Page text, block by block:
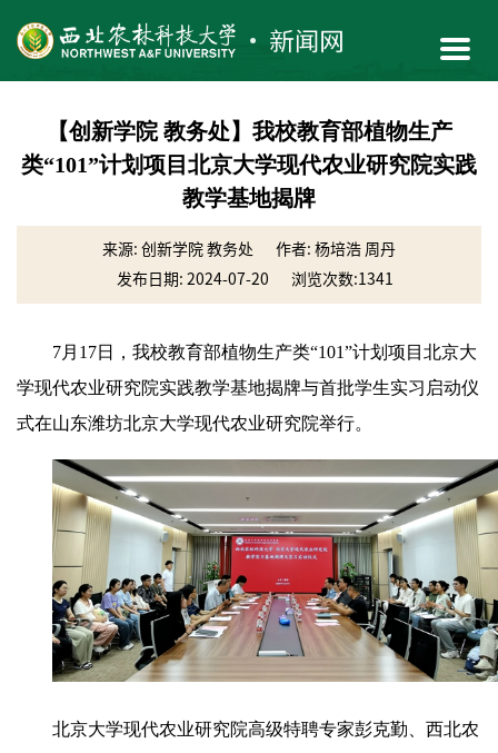
【创新学院 教务处】我校教育部植物生产
类“101”计划项目北京大学现代农业研究院实践
教学基地揭牌
来源: 创新学院 教务处
作者: 杨培浩 周丹
发布日期: 2024-07-20
浏览次数:1341
7月17日，我校教育部植物生产类“101”计划项目北京大
学现代农业研究院实践教学基地揭牌与首批学生实习启动仪
式在山东潍坊北京大学现代农业研究院举行。
北京大学现代农业研究院高级特聘专家彭克勤、西北农